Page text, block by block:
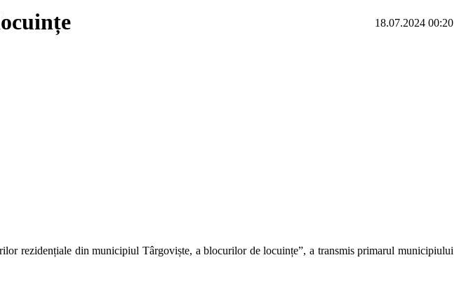
18.07.2024 00:20
rezidențiale din municipiul Târgoviște, a blocurilor de locuințe”, a transmis primarul municipiului